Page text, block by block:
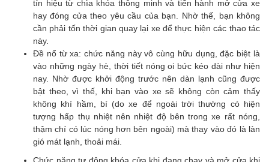
tín hiệu từ chìa khóa thông minh và tiến hành mở cửa xe
hay đóng cửa theo yêu cầu của bạn. Nhờ thế, bạn không
cần phải tốn thời gian quay lại xe để thực hiện các thao tác
này.
Đề nổ từ xa: chức năng này vô cùng hữu dụng, đặc biệt là
vào những ngày hè, thời tiết nóng oi bức kéo dài như hiện
nay. Nhờ được khởi động trước nên dàn lạnh cũng được
bật theo, vì thế, khi bạn vào xe sẽ không còn cảm thấy
không khí hầm, bí (do xe để ngoài trời thường có hiện
tượng hấp thụ nhiệt nên nhiệt độ bên trong xe rất nóng,
thậm chí có lúc nóng hơn bên ngoài) mà thay vào đó là làn
gió mát lạnh, thoải mái.